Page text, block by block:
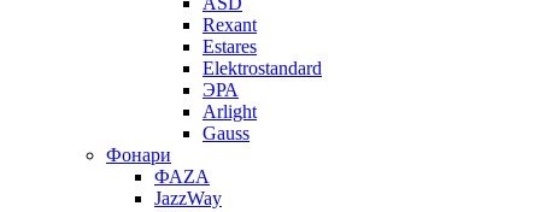
Rexant
Estares
Elektrostandard
ЭРА
Arlight
Gauss
Фонари
ФАZА
JazzWay